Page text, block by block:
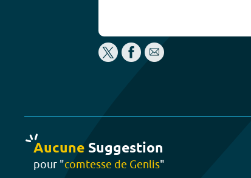
Aucune Suggestion
pour "comtesse de Genlis"